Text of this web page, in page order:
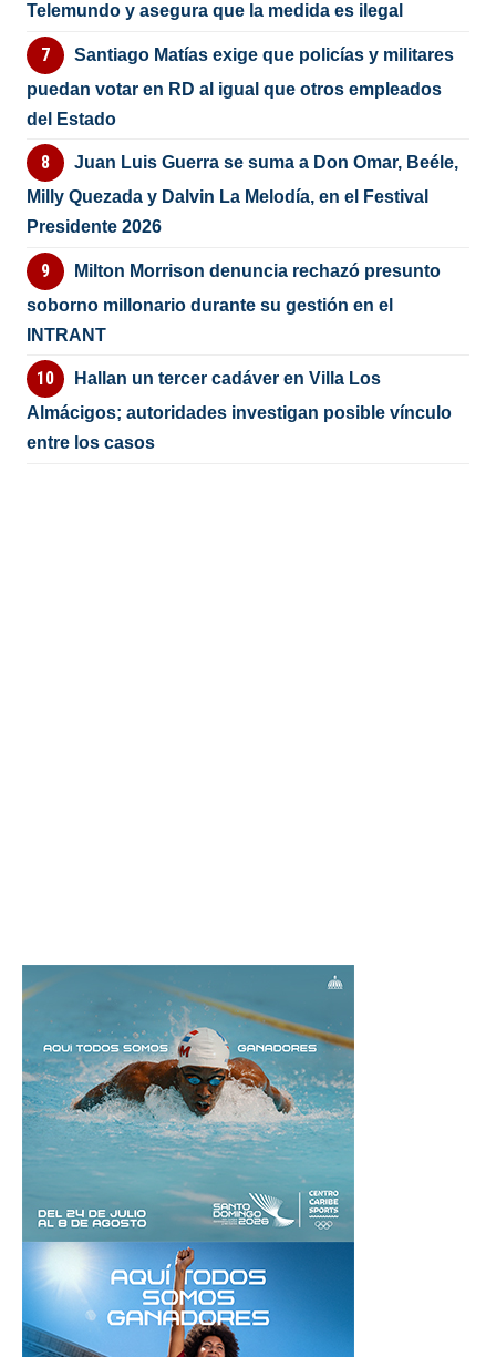
Telemundo y asegura que la medida es ilegal
Santiago Matías exige que policías y militares
puedan votar en RD al igual que otros empleados
del Estado
Juan Luis Guerra se suma a Don Omar, Beéle,
Milly Quezada y Dalvin La Melodía, en el Festival
Presidente 2026
Milton Morrison denuncia rechazó presunto
soborno millonario durante su gestión en el
INTRANT
Hallan un tercer cadáver en Villa Los
Almácigos; autoridades investigan posible vínculo
entre los casos